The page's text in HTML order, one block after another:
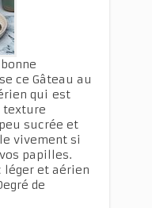
ce Gâteau au
qui est
texture
sucrée et
vivement si
papilles.
léger et aérien
de